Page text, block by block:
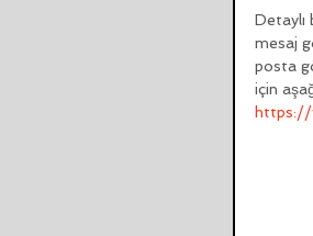
Detaylı
mesaj
posta
için
https://